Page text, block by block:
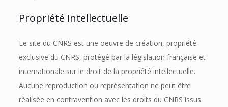
Propriété intellectuelle
Le site du CNRS est une oeuvre de création, propriété
exclusive du CNRS, protégé par la législation française et
internationale sur le droit de la propriété intellectuelle.
Aucune reproduction ou représentation ne peut être
réalisée en contravention avec les droits du CNRS issus